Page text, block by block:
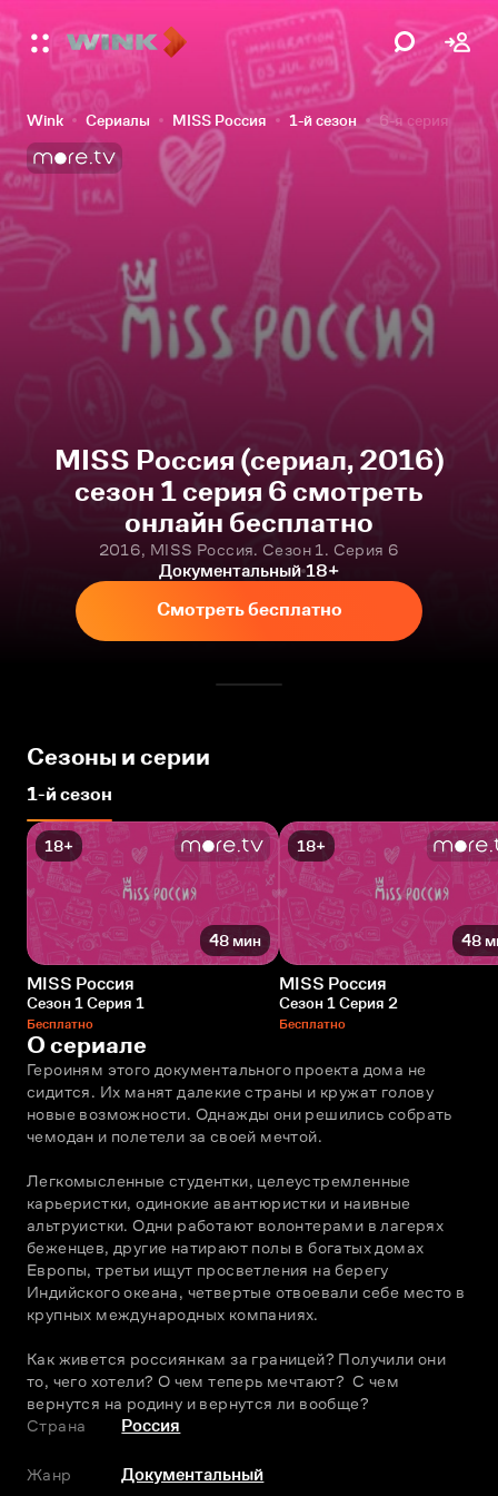
Wink Сериалы MISS Россия 1-й сезон 6-я серия
MISS Россия (сериал, 2016)
сезон 1 серия 6 смотреть
онлайн бесплатно
2016, MISS Россия. Сезон 1. Серия 6
Документальный 18+
Смотреть бесплатно
Сезоны и серии
1-й сезон
18+
48 мин
MISS Россия
Сезон 1 Серия 1
Бесплатно
18+
48
MISS Россия
Сезон 1 Серия 2
Бесплатно
О сериале
Героиням этого документального проекта дома не
сидится. Их манят далекие страны и кружат голову
новые возможности. Однажды они решились собрать
чемодан и полетели за своей мечтой.
Легкомысленные студентки, целеустремленные
карьеристки, одинокие авантюристки и наивные
альтруистки. Одни работают волонтерами в лагерях
беженцев, другие натирают полы в богатых домах
Европы, третьи ищут просветления на берегу
Индийского океана, четвертые отвоевали себе место в
крупных международных компаниях.
Как живется россиянкам за границей? Получили они
то, чего хотели? О чем теперь мечтают?  С чем
вернутся на родину и вернутся ли вообще?
Страна
Россия
Жанр Документальный